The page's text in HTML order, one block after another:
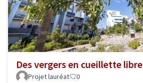
Des vergers en cueillette libre
Projet lauréat 0